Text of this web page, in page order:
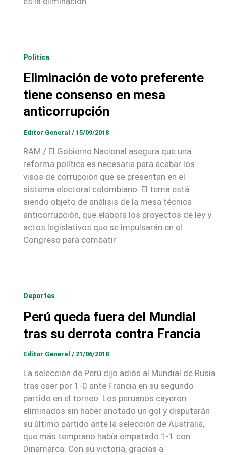
Política
Eliminación de voto preferente
tiene consenso en mesa
anticorrupción
Editor General / 15/09/2018
RAM / El Gobierno Nacional asegura que una
reforma política es necesaria para acabar los
visos de corrupción que se presentan en el
sistema electoral colombiano. El tema está
siendo objeto de análisis de la mesa técnica
anticorrupción, que elabora los proyectos de ley y
actos legislativos que se impulsarán en el
Congreso para combatir
Deportes
Perú queda fuera del Mundial
tras su derrota contra Francia
Editor General / 21/06/2018
La selección de Perú dijo adiós al Mundial de Rusia
tras caer por 1-0 ante Francia en su segundo
partido en el torneo. Los peruanos cayeron
eliminados sin haber anotado un gol y disputarán
su último partido ante la selección de Australia,
que más temprano había empatado 1-1 con
Dinamarca. Con su victoria, gracias a